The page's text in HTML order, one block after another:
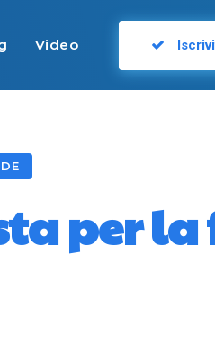
Video
per